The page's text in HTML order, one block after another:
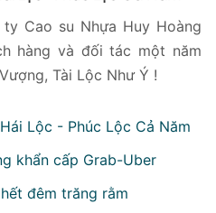
Cao su Nhựa Huy Hoàng
hàng và đối tác một năm
Tài Lộc Như Ý !
Lộc - Phúc Lộc Cả Năm
khẩn cấp Grab-Uber
đêm trăng rằm